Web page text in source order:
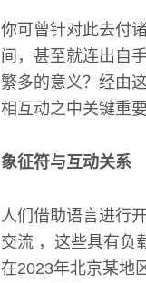
你可曾针对此去付
间，甚至就连出自
繁多的意义？经由
相互动之中关键重
象征符与互动关系
人们借助语言进行
交流 ，这些具有负
在2023年北京某地